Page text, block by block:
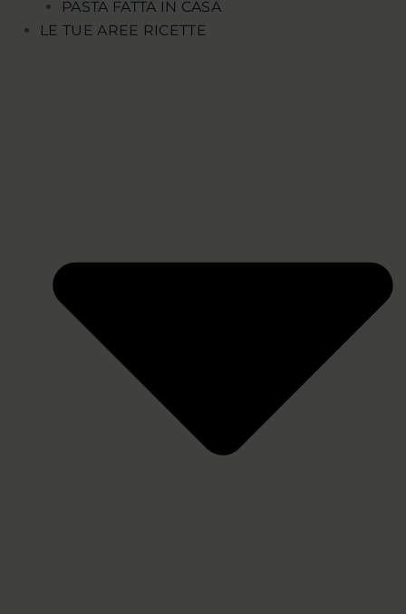
PASTA FATTA IN CASA
LE TUE AREE RICETTE